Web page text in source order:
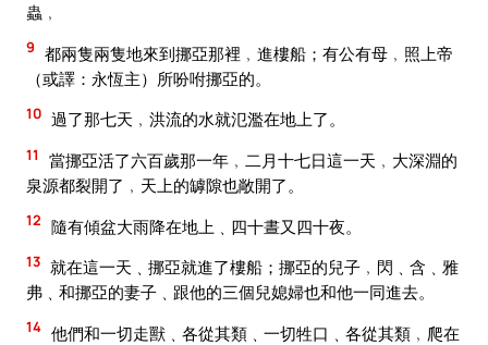
蟲﹐
9 都兩隻兩隻地來到挪亞那裡﹐進樓船；有公有母﹐照上帝
（或譯：永恆主）所吩咐挪亞的。
10 過了那七天﹐洪流的水就氾濫在地上了。
11
當挪亞活了六百歲那一年﹐二月十七日這一天﹐大深淵的
泉源都裂開了﹐天上的罅隙也敞開了。
12 隨有傾盆大雨降在地上﹑四十晝又四十夜。
13 就在這一天﹑挪亞就進了樓船；挪亞的兒子﹐閃﹑含﹑雅
弗﹑和挪亞的妻子﹑跟他的三個兒媳婦也和他一同進去。
14 他們和一切走獸﹑各從其類﹑一切牲口﹑各從其類﹐爬在